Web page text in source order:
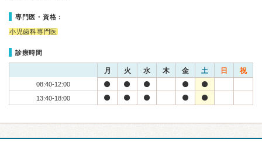
専門医・資格：
小児歯科専門医
診療時間
月 火 水 木 金 土 日 祝
08:40-12:00
13:40-18:00